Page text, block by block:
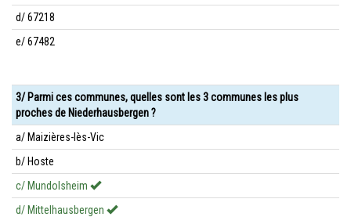
d/ 67218
e/ 67482
3/ Parmi ces communes, quelles sont les 3 communes les plus
proches de Niederhausbergen ?
a/ Maizières-lès-Vic
b/ Hoste
c/ Mundolsheim
d/ Mittelhausbergen